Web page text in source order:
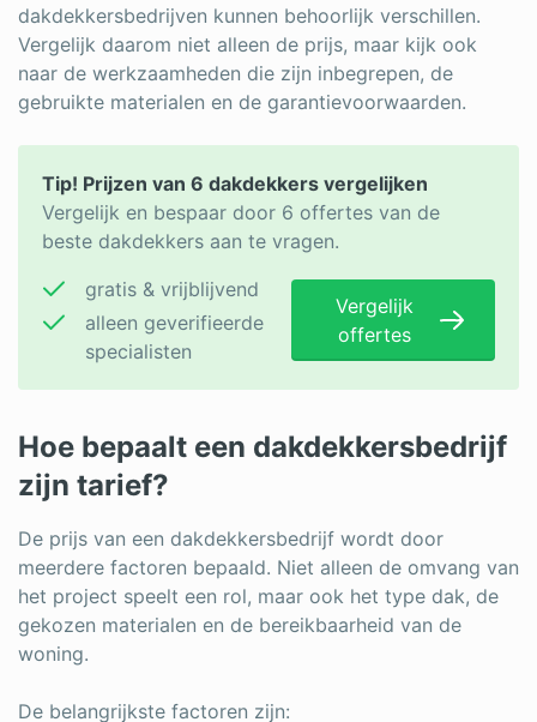
dakdekkersbedrijven kunnen behoorlijk verschillen.
Vergelijk daarom niet alleen de prijs, maar kijk ook
naar de werkzaamheden die zijn inbegrepen, de
gebruikte materialen en de garantievoorwaarden.
Tip! Prijzen van 6 dakdekkers vergelijken
Vergelijk en bespaar door 6 offertes van de
beste dakdekkers aan te vragen.
gratis & vrijblijvend
alleen geverifieerde
specialisten
Vergelijk
offertes
Hoe bepaalt een dakdekkersbedrijf
zijn tarief?
De prijs van een dakdekkersbedrijf wordt door
meerdere factoren bepaald. Niet alleen de omvang van
het project speelt een rol, maar ook het type dak, de
gekozen materialen en de bereikbaarheid van de
woning.
De belangrijkste factoren zijn: